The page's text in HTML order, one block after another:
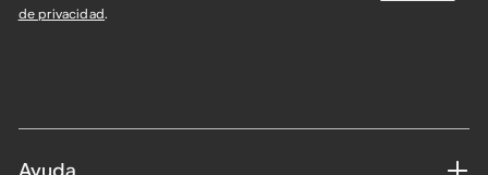
de privacidad.